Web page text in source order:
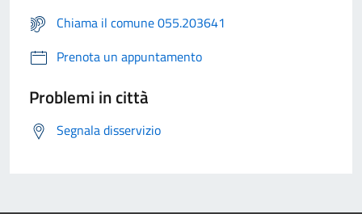
Chiama il comune 055.203641
Prenota un appuntamento
Problemi in città
Segnala disservizio